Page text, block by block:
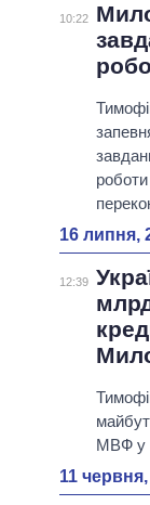
10:22
16 липня,
12:39
МВФ у
11